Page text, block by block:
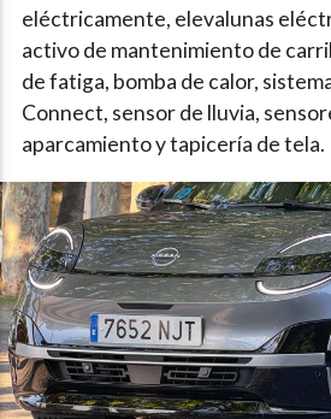
eléctricamente, elevalunas
activo de mantenimiento de
de fatiga, bomba de calor,
Connect, sensor de lluvia,
aparcamiento y tapicería de tela.